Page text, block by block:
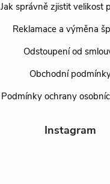
Jak správně zjistit velikost
Reklamace a výměna
Odstoupení od
Obchodní
Podmínky ochrany
Instagram